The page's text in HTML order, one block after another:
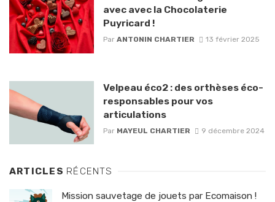
avec avec la Chocolaterie
Puyricard !
Par ANTONIN CHARTIER 13 février 2025
Velpeau éco2 : des orthèses éco-
responsables pour vos
articulations
Par MAYEUL CHARTIER 9 décembre 2024
ARTICLES RÉCENTS
Mission sauvetage de jouets par Ecomaison !